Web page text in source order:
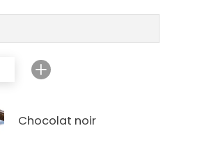
Chocolat noir